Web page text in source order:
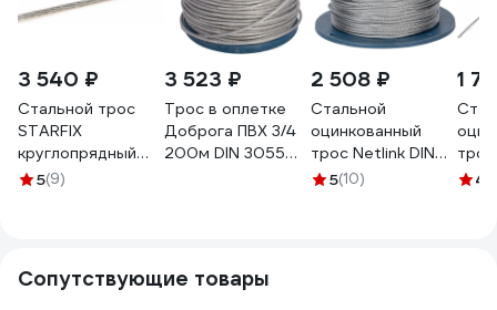
3 540 ₽
Стальной трос
STARFIX
круглопрядный
SWR М4 DIN 3055
5(9)
3 523 ₽
Трос в оплетке
Доброга ПВХ 3/4
200м DIN 3055
2 508 ₽
Стальной
оцинкованный
трос Netlink DIN
3055 3 мм, 200 м
5(10)
1
4.7
Сопутствующие товары